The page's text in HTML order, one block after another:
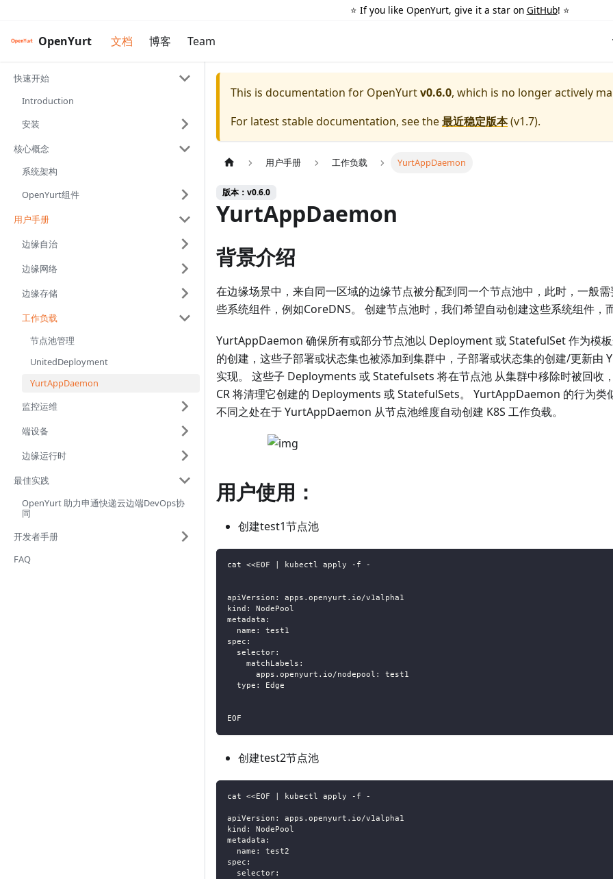
⭐️ If you like OpenYurt, give it a star on GitHub! ⭐️
OpenYurt 文档 博客 Team
快速开始
Introduction
安装
核心概念
系统架构
OpenYurt组件
用户手册
边缘自治
边缘网络
边缘存储
工作负载
节点池管理
UnitedDeployment
YurtAppDaemon
监控运维
端设备
边缘运行时
最佳实践
OpenYurt 助力申通快递云边端DevOps协
同
开发者手册
FAQ
This is documentation for OpenYurtv0.6.0, which is no longer actively
For latest stable documentation, see the最近稳定版本(v1.7).
用户手册 工作负载 YurtAppDaemon
版本：v0.6.0
YurtAppDaemon
背景介绍
在边缘场景中，来自同一区域的边缘节点被分配到同一个节点池中，此时，一般
些系统组件，例如CoreDNS。 创建节点池时，我们希望自动创建这些系统组件，
YurtAppDaemon 确保所有或部分节点池以 Deployment 或 StatefulSet 作为模
的创建，这些子部署或状态集也被添加到集群中，子部署或状态集的创建/更新由
实现。 这些子 Deployments 或 Statefulsets 将在节点池 从集群中移除时被回收
CR 将清理它创建的 Deployments 或 StatefulSets。 YurtAppDaemon 的行为类
不同之处在于 YurtAppDaemon 从节点池维度自动创建 K8S 工作负载。
用户使用：
创建test1节点池
cat <<EOF | kubectl apply -f -
apiVersion: apps.openyurt.io/v1alpha1
kind: NodePool
metadata:
  name: test1
spec:
  selector:
    matchLabels:
      apps.openyurt.io/nodepool: test1
  type: Edge
EOF
创建test2节点池
cat <<EOF | kubectl apply -f -
apiVersion: apps.openyurt.io/v1alpha1
kind: NodePool
metadata:
  name: test2
spec:
  selector: